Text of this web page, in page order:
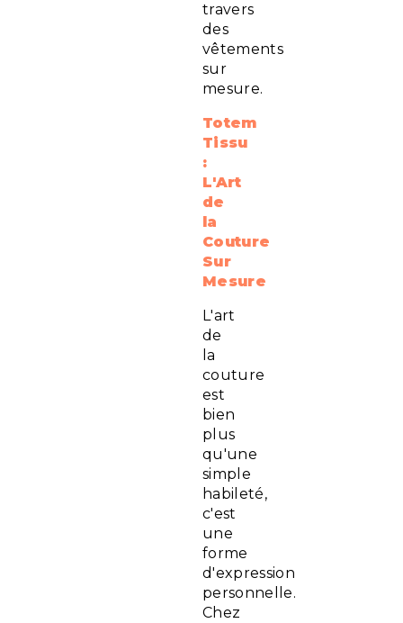
travers
des
vêtements
sur
mesure.
Totem
Tissu
:
L'Art
de
la
Couture
Sur
Mesure
L'art
de
la
couture
est
bien
plus
qu'une
simple
habileté,
c'est
une
forme
d'expression
personnelle.
Chez